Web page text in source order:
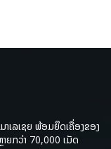
ເລເຊຍ ພ້ອມຍຶດເຄື່ອງຂອງ
າຍກວ່າ 70,000 ເມັດ